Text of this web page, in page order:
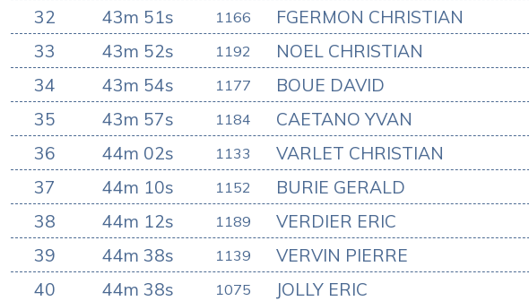
32 43m 51s 1166 FGERMON CHRISTIAN
33 43m 52s 1192 NOEL CHRISTIAN
34 43m 54s 1177 BOUE DAVID
35 43m 57s 1184 CAETANO YVAN
36 44m 02s 1133 VARLET CHRISTIAN
37 44m 10s 1152 BURIE GERALD
38 44m 12s 1189 VERDIER ERIC
39 44m 38s 1139 VERVIN PIERRE
40 44m 38s 1075 JOLLY ERIC